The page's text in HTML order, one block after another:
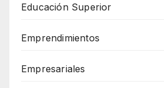
Educación Superior
Emprendimientos
Empresariales